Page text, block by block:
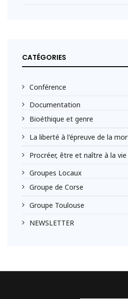
CATÉGORIES
Conférence
Documentation
Bioéthique et genre
La liberté à l'épreuve de la
Procréer, être et naître à la vie
Groupes Locaux
Groupe de Corse
Groupe Toulouse
NEWSLETTER